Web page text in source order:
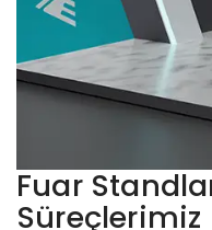
Fuar
Süreçlerimiz